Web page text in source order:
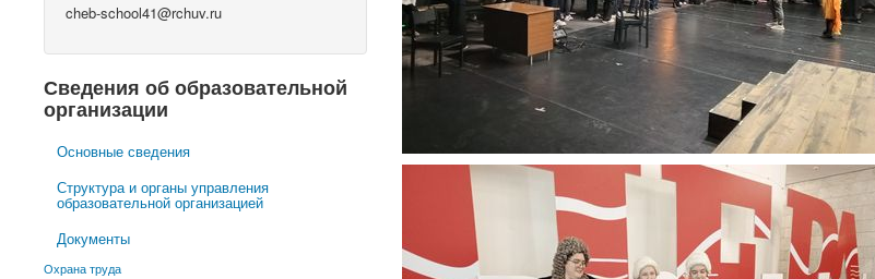
cheb-school41@rchuv.ru
Сведения об образовательной
организации
Основные сведения
Структура и органы управления
образовательной организацией
Документы
Охрана труда